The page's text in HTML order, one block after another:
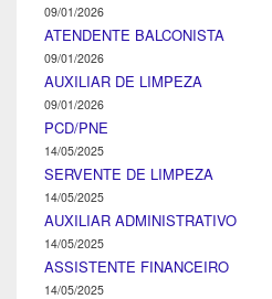
09/01/2026
ATENDENTE BALCONISTA
09/01/2026
AUXILIAR DE LIMPEZA
09/01/2026
PCD/PNE
14/05/2025
SERVENTE DE LIMPEZA
14/05/2025
AUXILIAR ADMINISTRATIVO
14/05/2025
ASSISTENTE FINANCEIRO
14/05/2025